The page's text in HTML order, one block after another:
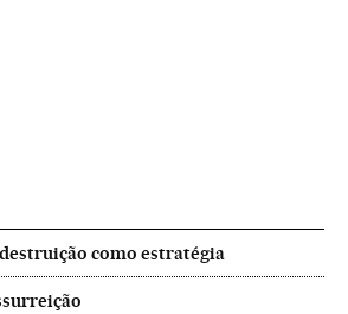
como estratégia